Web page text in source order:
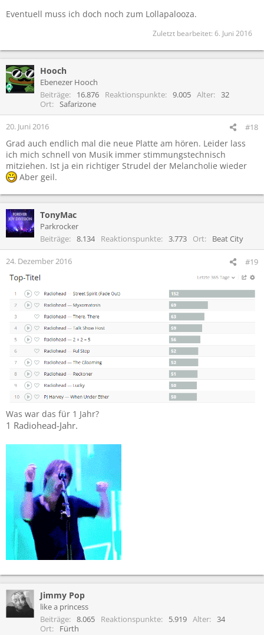
Eventuell muss ich doch noch zum Lollapalooza.
Zuletzt bearbeitet: 6. Juni 2016
Hooch
Ebenezer Hooch
Beiträge
16.876 Reaktionspunkte 9.005 Alter
32
Ort
Safarizone
20. Juni 2016 #18
Grad auch endlich mal die neue Platte am hören. Leider lass
ich mich schnell von Musik immer stimmungstechnisch
mitziehen. Ist ja ein richtiger Strudel der Melancholie wieder
Aber geil.
TonyMac
Parkrocker
Beiträge
8.134 Reaktionspunkte 3.773 Ort Beat City
24. Dezember 2016 #19
Was war das für 1 Jahr?
1 Radiohead-Jahr.
Jimmy Pop
like a princess
Beiträge
8.065 Reaktionspunkte 5.919 Alter
34
Ort
Fürth